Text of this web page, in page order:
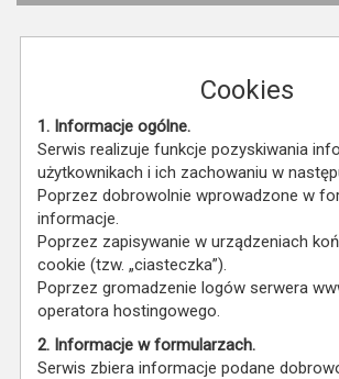
Cookies
1. Informacje ogólne.
Serwis realizuje funkcje pozyskiwania
użytkownikach i ich zachowaniu w
Poprzez dobrowolnie wprowadzone w
informacje.
Poprzez zapisywanie w urządzeniach
cookie (tzw. „ciasteczka”).
Poprzez gromadzenie logów serwera
operatora hostingowego.
2. Informacje w formularzach.
Serwis zbiera informacje podane